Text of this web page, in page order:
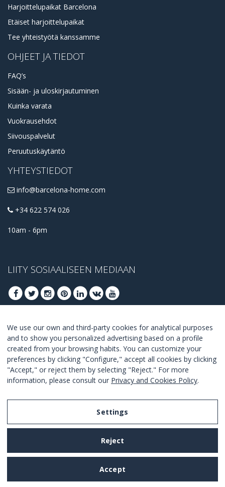
Harjoittelupaikat Barcelona
Etäiset harjoittelupaikat
Tee yhteistyötä kanssamme
OHJEET JA TIEDOT
FAQ’s
Sisään- ja uloskirjautuminen
Kuinka varata
Vuokrausehdot
Siivouspalvelut
Peruutuskäytäntö
YHTEYSTIEDOT
info@barcelona-home.com
+34 622 574 026
10am - 6pm
LIITY SOSIAALISEEN MEDIAAN
LIITY SAADAKSESI PARHAAT TARJOUKSET
LIITY
I Agree with the terms and conditions
We use our own and third-party cookies for analytical purposes
and to show you personalized advertising based on a profile
created from your browsing habits. You can customize your
preferences by clicking "Configure," accept all cookies by clicking
"Accept," or reject them by selecting "Reject." For more
information, please consult our Privacy and Cookies Policy.
Settings
Reject
Accept
Legal Notice
Privacy and Cookies Policy
Terms and Conditions of Use
Settings